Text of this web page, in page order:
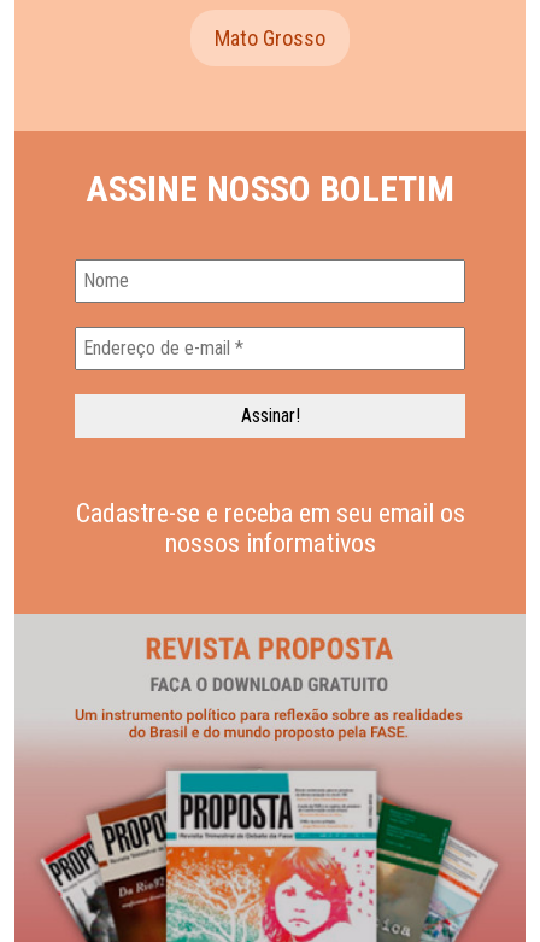
Mato Grosso
ASSINE NOSSO BOLETIM
Cadastre-se e receba em seu email os
nossos informativos